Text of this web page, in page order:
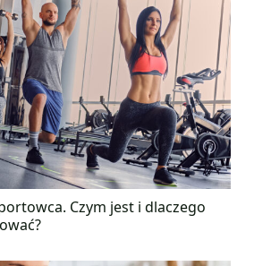
Czym jest i dlaczego